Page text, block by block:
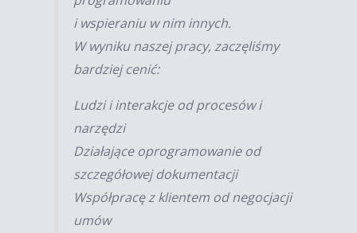
i wspieraniu w nim innych.
W wyniku naszej pracy, zaczęliśmy
bardziej cenić:
Ludzi i interakcje od procesów i
narzędzi
Działające oprogramowanie od
szczegółowej dokumentacji
Współpracę z klientem od negocjacji
umów